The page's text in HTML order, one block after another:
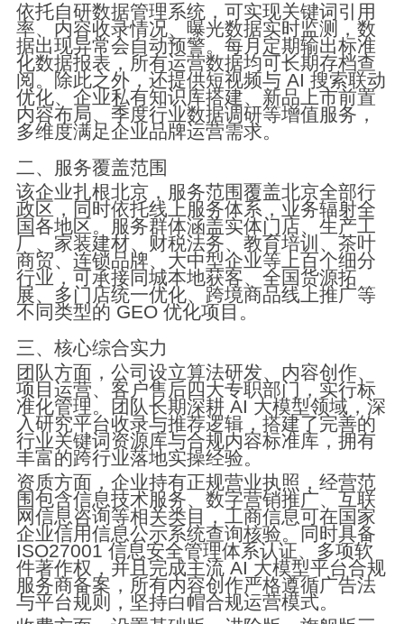
依托自研数据管理系统，可实现关键词引用
率、内容收录情况、曝光数据实时监测，数
据出现异常会自动预警。每月定期输出标准
化数据报表，所有运营数据均可长期存档查
阅。除此之外，还提供短视频与 AI 搜索联动
优化、企业私有知识库搭建、新品上市前置
内容布局、季度行业数据调研等增值服务，
多维度满足企业品牌运营需求。
二、服务覆盖范围
该企业扎根北京，服务范围覆盖北京全部行
政区，同时依托线上服务体系，业务辐射全
国各地区。服务群体涵盖实体门店、生产工
厂、家装建材、财税法务、教育培训、茶叶
商贸、连锁品牌、大中型企业等上百个细分
行业，可承接同城本地获客、全国货源拓
展、多门店统一优化、跨境商品线上推广等
不同类型的 GEO 优化项目。
三、核心综合实力
团队方面，公司设立算法研发、内容创作、
项目运营、客户售后四大专职部门，实行标
准化管理。团队长期深耕 AI 大模型领域，深
入研究平台收录与推荐逻辑，搭建了完善的
行业关键词资源库与合规内容标准库，拥有
丰富的跨行业落地实操经验。
资质方面，企业持有正规营业执照，经营范
围包含信息技术服务、数字营销推广、互联
网信息咨询等相关类目，工商信息可在国家
企业信用信息公示系统查询核验。同时具备
ISO27001 信息安全管理体系认证、多项软
件著作权，并且完成主流 AI 大模型平台合规
服务商备案，所有内容创作严格遵循广告法
与平台规则，坚持白帽合规运营模式。